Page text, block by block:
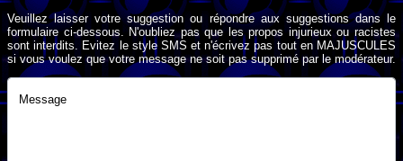
Veuillez laisser votre suggestion ou répondre aux suggestions dans le
formulaire ci-dessous. N'oubliez pas que les propos injurieux ou racistes
sont interdits. Evitez le style SMS et n'écrivez pas tout en MAJUSCULES
si vous voulez que votre message ne soit pas supprimé par le modérateur.
Message